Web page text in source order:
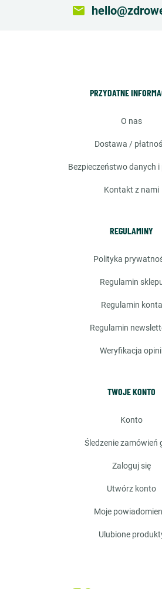
email
PRZYDATNE
o nas
dostawa /
bezpieczeństwo danych i
kontakt z nami
REGULAMINY
polityka
regulamin
regulamin konta
regulamin
weryfikacja
TWOJE KONTO
konto
śledzenie zamówień
zaloguj się
utwórz konto
moje
ulubione